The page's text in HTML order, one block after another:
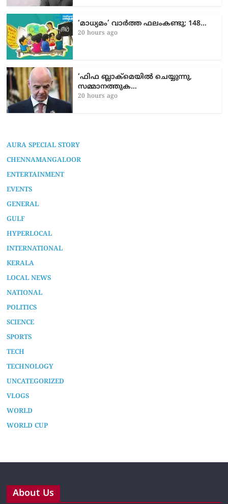
‘മാ​ധ്യ​മം’ വാ​ർ​ത്ത ഫ​ലം​ക​ണ്ടു; 148…
20 hours ago
‘ഫിഫ ബ്ലാക്മെയിൽ ചെയ്യുന്നു,
സമ്മാനത്തുക…
20 hours ago
AURA SPECIAL STORY
CHENNAMANGALOOR
ENTERTAINMENT
EVENTS
GENERAL
GULF
HYPERLOCAL
INTERNATIONAL
KERALA
LOCAL NEWS
NATIONAL
POLITICS
SCIENCE
SPORTS
TECH
TECHNOLOGY
UNCATEGORIZED
VLOGS
WORLD
WORLD CUP
About Us